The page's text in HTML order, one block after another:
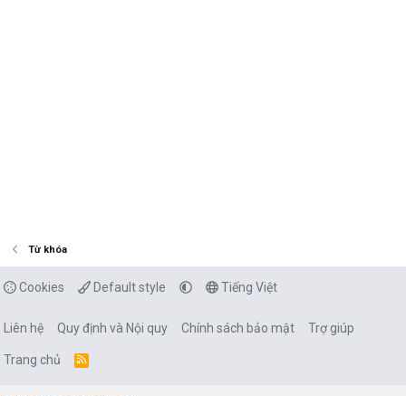
Từ khóa
Cookies Default style Tiếng Việt
Liên hệ Quy định và Nội quy Chính sách bảo mật Trợ giúp
Trang chủ
R